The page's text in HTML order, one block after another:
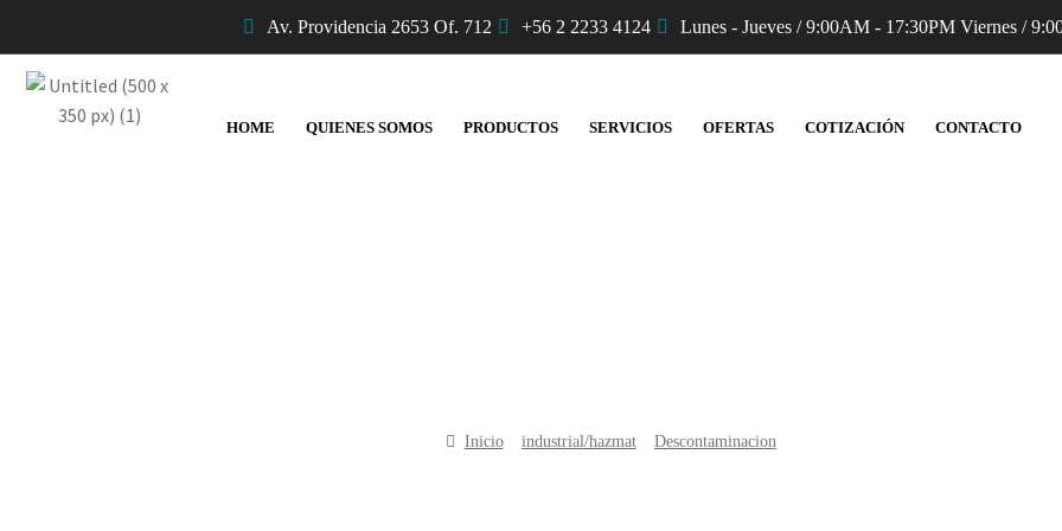
Av. Providencia 2653 Of. 712 +56 2 2233 4124 Lunes - Jueves / 9:00AM - 17:30PM Viernes /
HOME QUIENES SOMOS PRODUCTOS SERVICIOS OFERTAS COTIZACIÓN CONTACTO
Inicio industrial/hazmat Descontaminacion